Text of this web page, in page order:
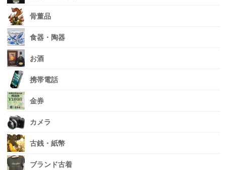
骨董品
食器・陶器
お酒
携帯電話
金券
カメラ
古銭・紙幣
ブランド古着